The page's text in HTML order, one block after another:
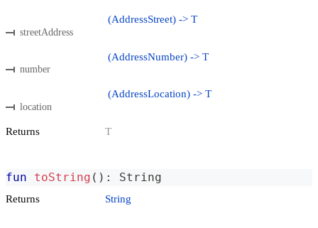
streetAddress
(AddressStreet) -> T
number
(AddressNumber) -> T
location
(AddressLocation) -> T
Returns T
fun toString ( ) : String
Returns String